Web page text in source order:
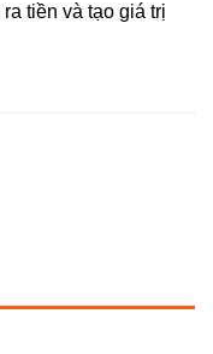
tiền và tạo giá trị